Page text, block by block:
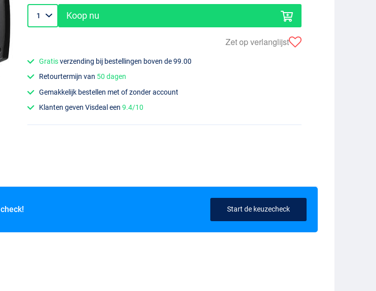
Koop nu
Zet op verlanglijst
Gratisverzending bij bestellingen boven de 99.00
Retourtermijn van 50 dagen
Gemakkelijk bestellen met of zonder account
Klanten geven Visdeal een9.4/10
Start de keuzecheck